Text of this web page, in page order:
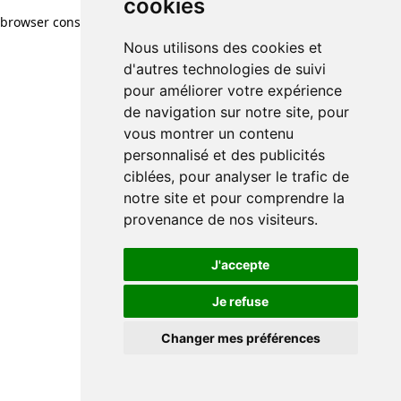
cookies
Nous utilisons des cookies et
d'autres technologies de suivi
pour améliorer votre expérience
de navigation sur notre site, pour
vous montrer un contenu
personnalisé et des publicités
ciblées, pour analyser le trafic de
notre site et pour comprendre la
provenance de nos visiteurs.
J'accepte
Je refuse
Changer mes préférences
browser console for more information)